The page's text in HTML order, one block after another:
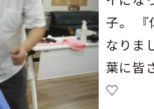
子。 『
なりま
葉に皆
♡